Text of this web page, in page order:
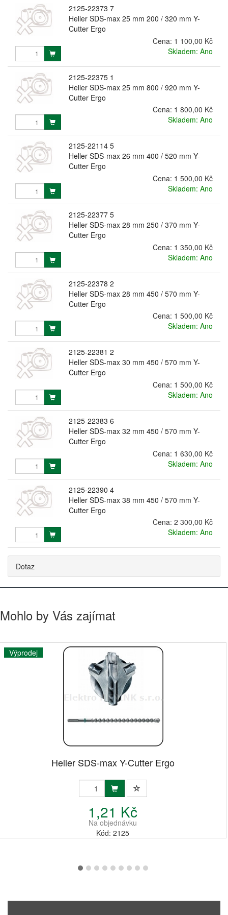
2125-22373 7
Heller SDS-max 25 mm 200 / 320 mm Y-
Cutter Ergo
Cena: 1 100,00 Kč
Skladem: Ano
2125-22375 1
Heller SDS-max 25 mm 800 / 920 mm Y-
Cutter Ergo
Cena: 1 800,00 Kč
Skladem: Ano
2125-22114 5
Heller SDS-max 26 mm 400 / 520 mm Y-
Cutter Ergo
Cena: 1 500,00 Kč
Skladem: Ano
2125-22377 5
Heller SDS-max 28 mm 250 / 370 mm Y-
Cutter Ergo
Cena: 1 350,00 Kč
Skladem: Ano
2125-22378 2
Heller SDS-max 28 mm 450 / 570 mm Y-
Cutter Ergo
Cena: 1 500,00 Kč
Skladem: Ano
2125-22381 2
Heller SDS-max 30 mm 450 / 570 mm Y-
Cutter Ergo
Cena: 1 500,00 Kč
Skladem: Ano
2125-22383 6
Heller SDS-max 32 mm 450 / 570 mm Y-
Cutter Ergo
Cena: 1 630,00 Kč
Skladem: Ano
2125-22390 4
Heller SDS-max 38 mm 450 / 570 mm Y-
Cutter Ergo
Cena: 2 300,00 Kč
Skladem: Ano
Dotaz
Mohlo by Vás zajímat
Výprodej
Heller SDS-max Y-Cutter Ergo
1,21 Kč
Na objednávku
Kód: 2125